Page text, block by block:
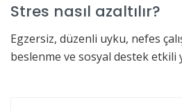
Stres nasıl azaltılır?
Egzersiz, düzenli uyku, nefes
beslenme ve sosyal destek etkili